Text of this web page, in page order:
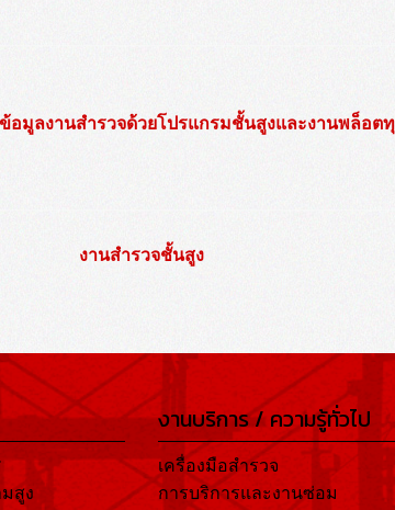
อมูลงานสำรวจด้วยโปรแกรมชั้นสูงและงานพล็อต
งานสำรวจชั้นสูง
สูง
งานบริการ / ความรู้ทั่วไป
เครื่องมือสำรวจ
การบริการและงานซ่อม